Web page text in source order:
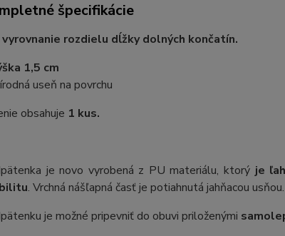
špecifikácie
vyrovnanie rozdielu dĺžky dolných končatín.
1,5 cm
useň na povrchu
obsahuje 1 kus.
je novo vyrobená z PU materiálu, ktorý je
. Vrchná nášľapná časť je potiahnutá jahňacou usňou.
je možné pripevniť do obuvi priloženými